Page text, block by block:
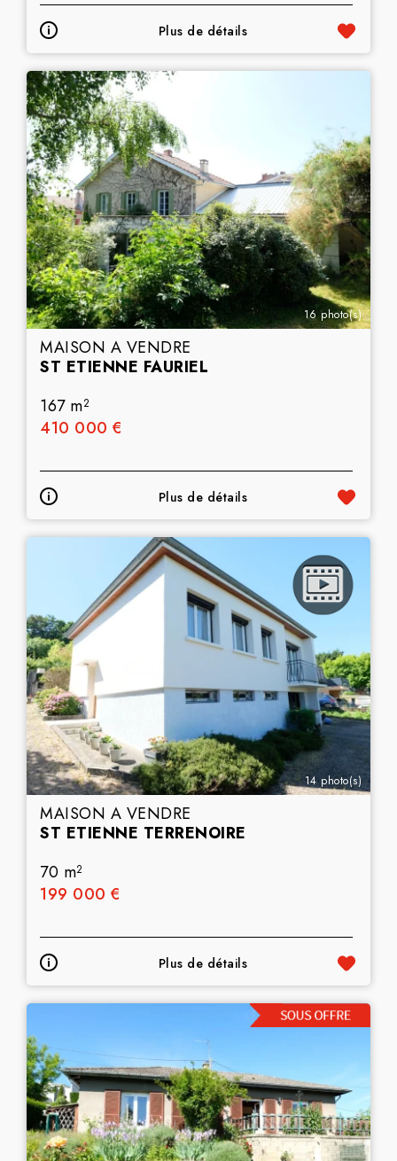
Plus de détails
16 photo(s)
MAISON A VENDRE
ST ETIENNE FAURIEL
167 m2
410 000 €
Plus de détails
14 photo(s)
MAISON A VENDRE
ST ETIENNE TERRENOIRE
70 m2
199 000 €
Plus de détails